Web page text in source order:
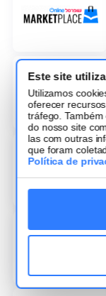
Este site
Utilizamos
oferecer
tráfego.
do nosso site
las com outras
que foram
Política de